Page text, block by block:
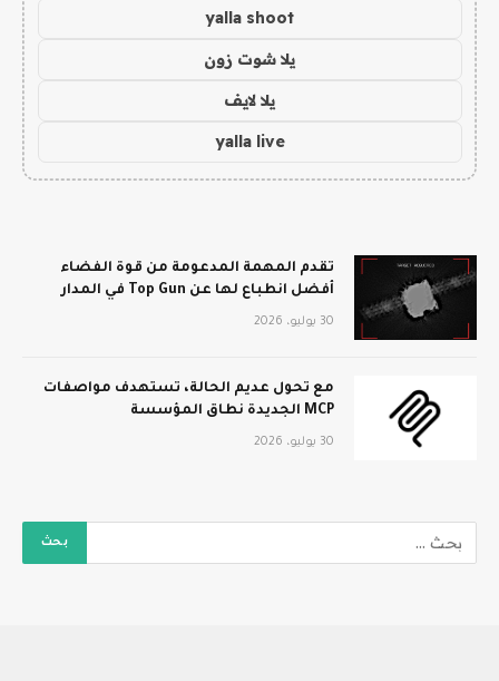
yalla shoot
يلا شوت زون
يلا لايف
yalla live
تقدم المهمة المدعومة من قوة الفضاء
أفضل انطباع لها عن Top Gun في المدار
30 يوليو، 2026
مع تحول عديم الحالة، تستهدف مواصفات
MCP الجديدة نطاق المؤسسة
30 يوليو، 2026